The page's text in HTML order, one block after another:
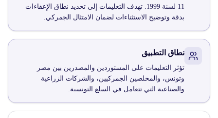
11 لسنة 1999. تهدف التعليمات إلى تحديد نطاق الإعفاءات
بدقة وتوضيح الاستثناءات لضمان الامتثال الجمركي.
نطاق التطبيق
تؤثر التعليمات على المستوردين والمصدرين بين مصر
وتونس، والمخلصين الجمركيين، والشركات الزراعية
والصناعية التي تتعامل في السلع التونسية.